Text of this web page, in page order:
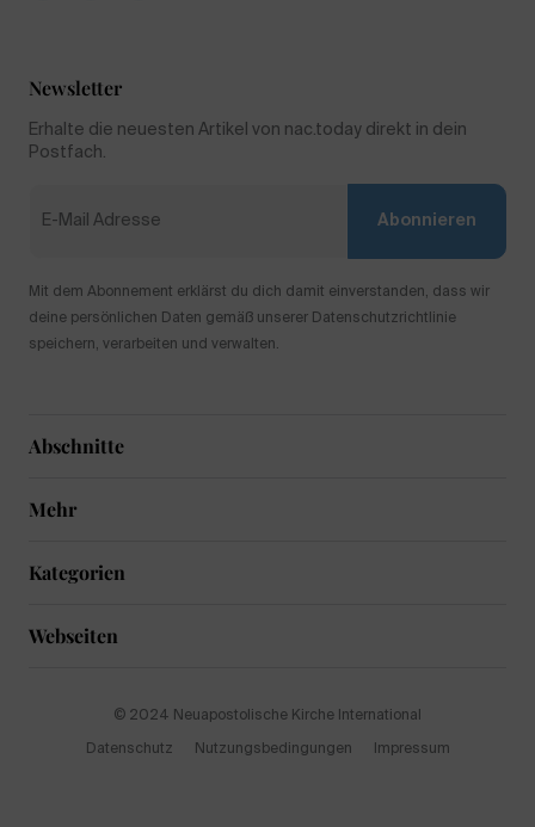
Abschnitte
Mehr
Newsletter
Erhalte die neuesten Artikel von nac.today direkt in dein
Postfach.
Abonnieren
Mit dem Abonnement erklärst du dich damit einverstanden, dass wir
deine persönlichen Daten gemäß unserer Datenschutzrichtlinie
speichern, verarbeiten und verwalten.
Kategorien
Webseiten
© 2024 Neuapostolische Kirche International
Datenschutz Nutzungsbedingungen Impressum